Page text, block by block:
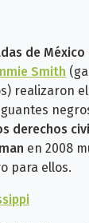
de México
Smith
realizaron
derechos
en 2008
para ellos.